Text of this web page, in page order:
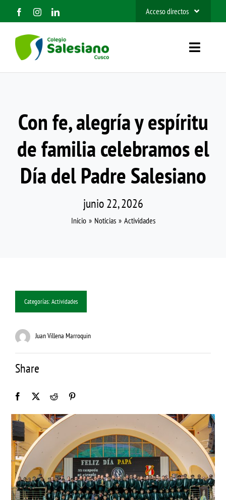
Saltar
contenido
Acceso directos
SIEWEB
Contacto
Toggle
Nosotros
Organización
Información
Con fe, alegría y espíritu
de familia celebramos el
Día del Padre Salesiano
junio 22, 2026
Inicio Noticias Actividades
Categorías:Actividades
Juan Villena Marroquin
Share